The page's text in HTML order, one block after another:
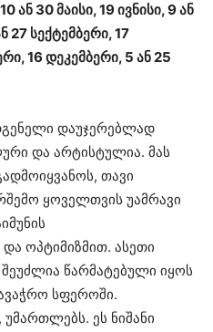
ან 30 მაისი, 19 ივნისი, 9 ან
27 სექტემბერი, 17
16 დეკემბერი, 5 ან 25
დაუჯერებლად
და არტისტულია. მას
თავი
ყოველთვის უამრავი
ოპტიმიზმით. ასეთი
შეუძლია წარმატებული იყოს
სფეროში.
ეს ნიშანი